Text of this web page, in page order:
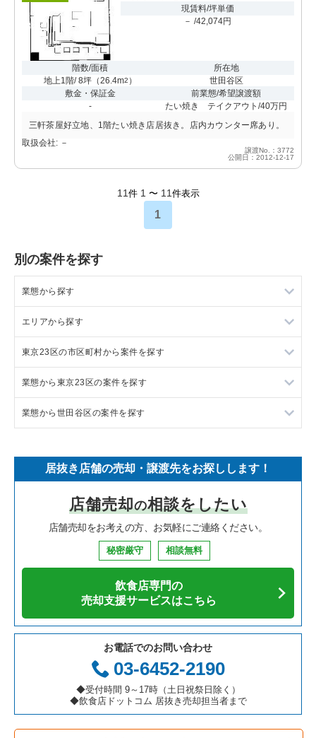
現賃料/坪単価
－ /42,074円
階数/面積
地上1階/ 8坪（26.4m2 ）
所在地
世田谷区
敷金・保証金
-
前業態/希望譲渡額
たい焼き テイクアウト/40万円
三軒茶屋好立地、1階たい焼き店居抜き。店内カウンター席あり。
取扱会社: －
譲渡No.：3772
公開日：2012-12-17
11 件 1 〜 11 件表示
1
別の案件を探す
業態から探す
ラーメンの居抜き売却物件の案件一覧
フランス料理の居抜き売却物件の案件一覧
イタリア料理の居抜き売却物件の案件一覧
中華の居抜き売却物件の案件一覧
寿司の居抜き売却物件の案件一覧
焼肉の居抜き売却物件の案件一覧
鉄板焼き・お好み焼の居抜き売却物件の案件一覧
カフェの居抜き売却物件の案件一覧
テイクアウトの居抜き売却物件の案件一覧
お弁当・惣菜・デリの居抜き売却物件の案件一覧
カラオケ・パブ・スナックの居抜き売却物件の案件一覧
バーの居抜き売却物件の案件一覧
エリアから探す
東京23区の飲食店の居抜き売却物件の案件一覧
東京都下の飲食店の居抜き売却物件の案件一覧
千葉県の飲食店の居抜き売却物件の案件一覧
神奈川県の飲食店の居抜き売却物件の案件一覧
大阪府の飲食店の居抜き売却物件の案件一覧
兵庫県の飲食店の居抜き売却物件の案件一覧
愛知県の飲食店の居抜き売却物件の案件一覧
岐阜県の飲食店の居抜き売却物件の案件一覧
三重県の飲食店の居抜き売却物件の案件一覧
東京23区の市区町村から案件を探す
目黒区の飲食店の居抜き売却物件の案件一覧
渋谷区の飲食店の居抜き売却物件の案件一覧
新宿区の飲食店の居抜き売却物件の案件一覧
葛飾区の飲食店の居抜き売却物件の案件一覧
中央区の飲食店の居抜き売却物件の案件一覧
千代田区の飲食店の居抜き売却物件の案件一覧
港区の飲食店の居抜き売却物件の案件一覧
足立区の飲食店の居抜き売却物件の案件一覧
板橋区の飲食店の居抜き売却物件の案件一覧
台東区の飲食店の居抜き売却物件の案件一覧
業態から東京23区の案件を探す
東京23区のラーメンの居抜き売却物件の案件一覧
東京23区のイタリア料理の居抜き売却物件の案件一覧
東京23区の中華の居抜き売却物件の案件一覧
東京23区のそば・うどんの居抜き売却物件の案件一覧
東京23区の焼肉の居抜き売却物件の案件一覧
東京23区の鉄板焼き・お好み焼の居抜き売却物件の案件一覧
東京23区のアジア料理の居抜き売却物件の案件一覧
東京23区のカフェの居抜き売却物件の案件一覧
東京23区のテイクアウトの居抜き売却物件の案件一覧
業態から世田谷区の案件を探す
世田谷区のフランス料理の居抜き売却物件の案件一覧
世田谷区のイタリア料理の居抜き売却物件の案件一覧
世田谷区の中華の居抜き売却物件の案件一覧
世田谷区の焼肉の居抜き売却物件の案件一覧
世田谷区の鉄板焼き・お好み焼の居抜き売却物件の案件一覧
世田谷区のアジア料理の居抜き売却物件の案件一覧
世田谷区のカフェの居抜き売却物件の案件一覧
世田谷区のテイクアウトの居抜き売却物件の案件一覧
居抜き店舗の売却・譲渡先をお探しします！
店舗売却の相談をしたい
店舗売却をお考えの方、お気軽にご連絡ください。
秘密厳守 相談無料
飲食店専門の
売却支援サービスはこちら
お電話でのお問い合わせ
03-6452-2190
◆受付時間 9～17時（土日祝祭日除く）
◆飲食店ドットコム 居抜き売却担当者まで